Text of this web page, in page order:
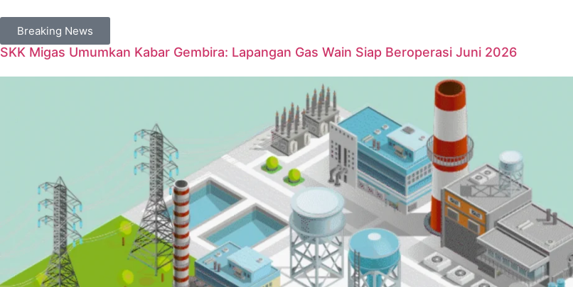
Breaking News
SKK Migas Umumkan Kabar Gembira: Lapangan Gas Wain Siap Beroperasi Juni 2026